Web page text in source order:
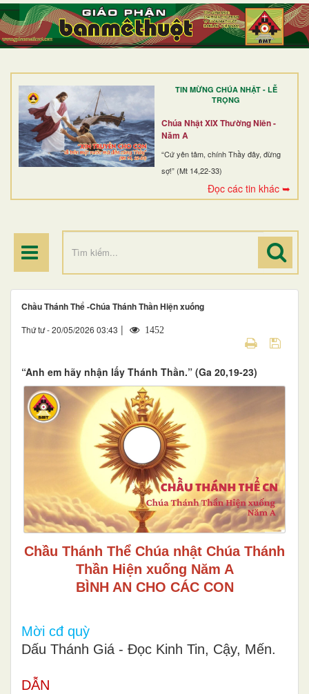
TIN MỪNG CHÚA NHẬT - LỄ
TRỌNG
Chúa Nhật XIX Thường Niên -
Năm A
“Cứ yên tâm, chính Thầy đây, đừng
sợ!” (Mt 14,22-33)
Đọc các tin khác ➥
TRANG NHẤT
GIỚI THIỆU
DÒNG TU
BAN MỤC VỤ
ĐOÀN THỂ CG
ĐIỂM HÀNH HƯƠNG
Chầu Thánh Thể -Chúa Thánh Thần Hiện xuống
Thứ tư - 20/05/2026 03:43 | 1452
“Anh em hãy nhận lấy Thánh Thần.” (Ga 20,19-23)
Chầu Thánh Thể Chúa nhật Chúa Thánh
Thần Hiện xuống Năm A
BÌNH AN CHO CÁC CON
Mời cđ quỳ
Dấu Thánh Giá - Đọc Kinh Tin, Cậy, Mến.
DẪN